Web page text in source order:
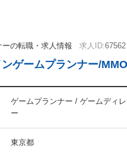
の転職・求人情報 求人ID:67562
ンゲームプランナー/
ゲームプランナー / ゲームディレ
ー
東京都